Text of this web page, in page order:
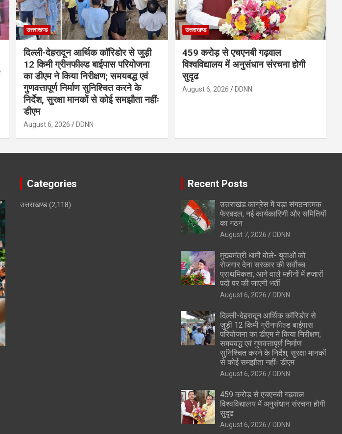
उत्तराखण्ड
दिल्ली-देहरादून आर्थिक कॉरिडोर से जुड़ी
12 किमी ग्रीनफील्ड बाईपास परियोजना
का डीएम ने किया निरीक्षण; समयबद्ध एवं
गुणवत्तापूर्ण निर्माण सुनिश्चित करने के
निर्देश, सुरक्षा मानकों से कोई समझौता नहींः
डीएम
August 6, 2026 DDNN
उत्तराखण्ड
459 करोड़ से एचएनबी गढ़वाल
विश्वविद्यालय में अनुसंधान संरचना होगी
सुदृढ
August 6, 2026 DDNN
Categories
उत्तराखण्ड(2,118)
Recent Posts
उत्तराखंड कांग्रेस में बड़ा संगठनात्मक
फेरबदल, नई कार्यकारिणी और समितियों
का गठन
August 7, 2026 DDNN
मुख्यमंत्री धामी बोले- युवाओं को
रोजगार देना सरकार की सर्वोच्च
प्राथमिकता, आने वाले महीनों में हजारों
पदों पर की जाएगी भर्ती
August 6, 2026 DDNN
दिल्ली-देहरादून आर्थिक कॉरिडोर से
जुड़ी 12 किमी ग्रीनफील्ड बाईपास
परियोजना का डीएम ने किया निरीक्षण;
समयबद्ध एवं गुणवत्तापूर्ण निर्माण
सुनिश्चित करने के निर्देश, सुरक्षा मानकों
से कोई समझौता नहींः डीएम
August 6, 2026 DDNN
459 करोड़ से एचएनबी गढ़वाल
विश्वविद्यालय में अनुसंधान संरचना होगी
सुदृढ
August 6, 2026 DDNN